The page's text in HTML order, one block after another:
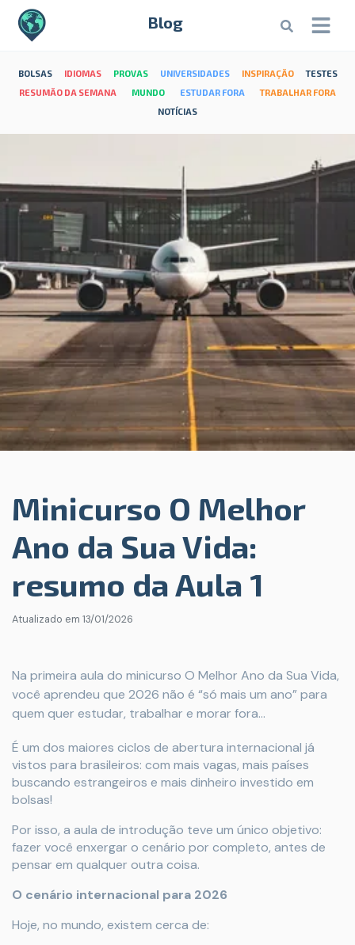
Blog
BOLSAS IDIOMAS PROVAS UNIVERSIDADES INSPIRAÇÃO
TESTES
RESUMÃO DA SEMANA
MUNDO ESTUDAR FORA
TRABALHAR FORA
NOTÍCIAS
Minicurso O Melhor
Ano da Sua Vida:
resumo da Aula 1
Atualizado em 13/01/2026
Na primeira aula do minicurso O Melhor Ano da Sua Vida,
você aprendeu que 2026 não é “só mais um ano” para
quem quer estudar, trabalhar e morar fora…
É um dos maiores ciclos de abertura internacional já
vistos para brasileiros: com mais vagas, mais países
buscando estrangeiros e mais dinheiro investido em
bolsas!
Por isso, a aula de introdução teve um único objetivo:
fazer você enxergar o cenário por completo, antes de
pensar em qualquer outra coisa.
O cenário internacional para 2026
Hoje, no mundo, existem cerca de: